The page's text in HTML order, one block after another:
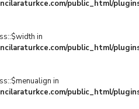
public_html/
in
public_html/
in
public_html/